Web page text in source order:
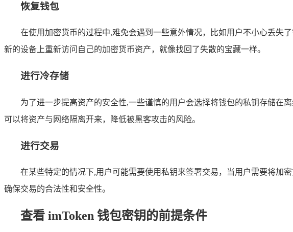
恢复钱包
在使用加密货币的过程中,难免会遇到一些意外情况，比如用户不小心丢失
新的设备上重新访问自己的加密货币资产，就像找回了失散的宝藏一样。
进行冷存储
为了进一步提高资产的安全性,一些谨慎的用户会选择将钱包的私钥存储在
可以将资产与网络隔离开来，降低被黑客攻击的风险。
进行交易
在某些特定的情况下,用户可能需要使用私钥来签署交易，当用户需要将加
确保交易的合法性和安全性。
查看 imToken 钱包密钥的前提条件